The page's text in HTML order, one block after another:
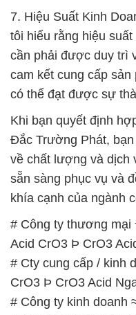
7. Hiệu Suất Kinh
tôi hiểu rằng hiệu
cần phải được duy trì
cam kết cung cấp
có thể đạt được sự
Khi bạn quyết định
Đắc Trường Phát,
về chất lượng và dịch
sẵn sàng phục vụ và
khía cạnh của ngành
# Công ty thương mại
Acid CrO3 Þ CrO3
# Cty cung cấp / kinh
CrO3 Þ CrO3 Acid
# Công ty kinh doanh